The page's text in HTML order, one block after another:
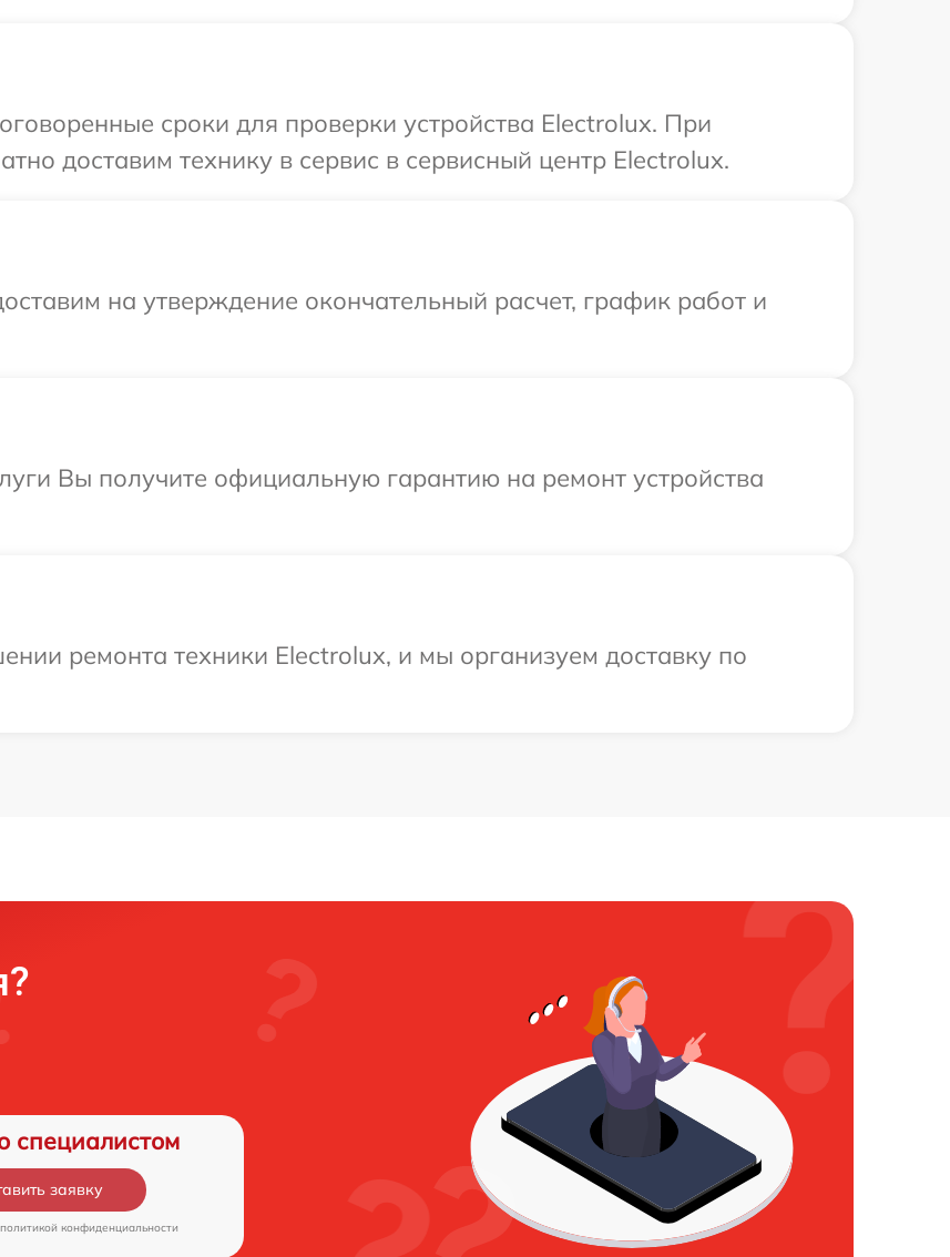
сроки для проверки устройства Electrolux. При
доставим технику в сервис в сервисный центр Electrolux.
на утверждение окончательный расчет, график работ и
Вы получите официальную гарантию на ремонт устройства
ремонта техники Electrolux, и мы организуем доставку по
специалистом
заявку
политикой конфиденциальности